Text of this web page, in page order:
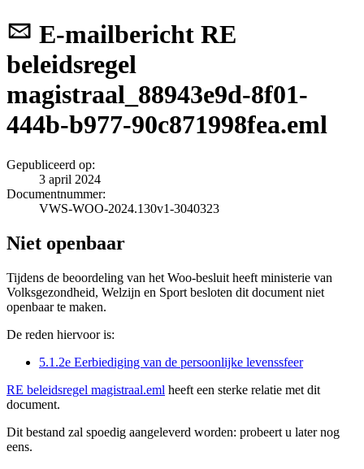
E-mailbericht RE
beleidsregel
magistraal_88943e9d-8f01-
444b-b977-90c871998fea.eml
Gepubliceerd op:
3 april 2024
Documentnummer:
VWS-WOO-2024.130v1-3040323
Niet openbaar
Tijdens de beoordeling van het Woo-besluit heeft ministerie van
Volksgezondheid, Welzijn en Sport besloten dit document niet
openbaar te maken.
De reden hiervoor is:
5.1.2e Eerbiediging van de persoonlijke levenssfeer
RE beleidsregel magistraal.eml heeft een sterke relatie met dit
document.
Dit bestand zal spoedig aangeleverd worden: probeert u later nog
eens.